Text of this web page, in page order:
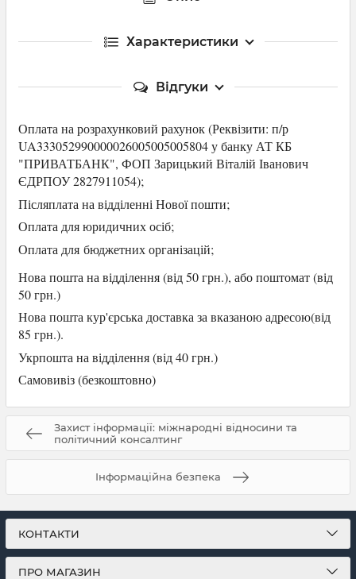
Характеристики
Відгуки
Оплата на розрахунковий рахунок (Реквізити: п/р
UA333052990000026005005005804 у банку АТ КБ
"ПРИВАТБАНК", ФОП Зарицький Віталій Іванович
ЄДРПОУ 2827911054);
Післяплата на відділенні Нової пошти;
Оплата для юридичних осіб;
Оплата для бюджетних організацій;
Нова пошта на відділення (від 50 грн.), абопоштомат (від
50 грн.)
Нова пошта кур'єрська доставка за вказаною адресою(від
85 грн.).
Укрпошта на відділення (від 40 грн.)
Самовивіз (безкоштовно)
Захист інформації: міжнародні відносини та
політичний консалтинг
Інформаційна безпека
КОНТАКТИ
ПРО МАГАЗИН